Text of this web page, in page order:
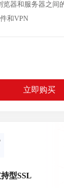
览器和服务器之间
和VPN
立即购买
型SSL